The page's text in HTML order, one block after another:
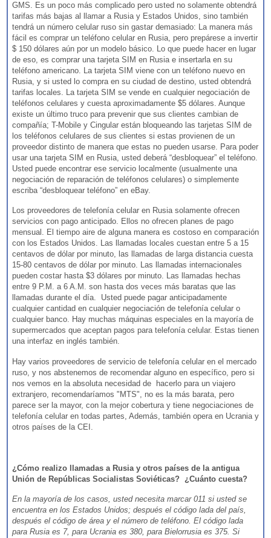
GMS. Es un poco más complicado pero usted no solamente obtendrá
tarifas más bajas al llamar a Rusia y Estados Unidos, sino también
tendrá un número celular ruso sin gastar demasiado: La manera más
fácil es comprar un teléfono celular en Rusia, pero prepárese a invertir
$ 150 dólares aún por un modelo básico. Lo que puede hacer en lugar
de eso, es comprar una tarjeta SIM en Rusia e insertarla en su
teléfono americano. La tarjeta SIM viene con un teléfono nuevo en
Rusia, y si usted lo compra en su ciudad de destino, usted obtendrá
tarifas locales. La tarjeta SIM se vende en cualquier negociación de
teléfonos celulares y cuesta aproximadamente $5 dólares. Aunque
existe un último truco para prevenir que sus clientes cambian de
compañía; T-Mobile y Cingular están bloqueando las tarjetas SIM de
los teléfonos celulares de sus clientes si estas provienen de un
proveedor distinto de manera que estas no pueden usarse. Para poder
usar una tarjeta SIM en Rusia, usted deberá “desbloquear” el teléfono.
Usted puede encontrar ese servicio localmente (usualmente una
negociación de reparación de teléfonos celulares) o simplemente
escriba “desbloquear teléfono” en eBay.
Los proveedores de telefonía celular en Rusia solamente ofrecen
servicios con pago anticipado. Ellos no ofrecen planes de pago
mensual. El tiempo aire de alguna manera es costoso en comparación
con los Estados Unidos. Las llamadas locales cuestan entre 5 a 15
centavos de dólar por minuto, las llamadas de larga distancia cuesta
15-80 centavos de dólar por minuto. Las llamadas internacionales
pueden costar hasta $3 dólares por minuto. Las llamadas hechas
entre 9 P.M. a 6 A.M. son hasta dos veces más baratas que las
llamadas durante el día. Usted puede pagar anticipadamente
cualquier cantidad en cualquier negociación de telefonía celular o
cualquier banco. Hay muchas máquinas especiales en la mayoría de
supermercados que aceptan pagos para telefonía celular. Estas tienen
una interfaz en inglés también.
Hay varios proveedores de servicio de telefonía celular en el mercado
ruso, y nos abstenemos de recomendar alguno en específico, pero si
nos vemos en la absoluta necesidad de hacerlo para un viajero
extranjero, recomendaríamos "MTS", no es la más barata, pero
parece ser la mayor, con la mejor cobertura y tiene negociaciones de
telefonía celular en todas partes, Además, también opera en Ucrania y
otros países de la CEI.
¿Cómo realizo llamadas a Rusia y otros países de la antigua
Unión de Repúblicas Socialistas Soviéticas? ¿Cuánto cuesta?
En la mayoría de los casos, usted necesita marcar 011 si usted se
encuentra en los Estados Unidos; después el código lada del país,
después el código de área y el número de teléfono. El código lada
para Rusia es 7, para Ucrania es 380, para Bielorrusia es 375. Si